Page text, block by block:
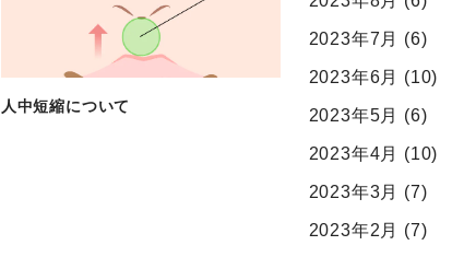
人中短縮について
2023年7月 (6)
2023年6月 (10)
2023年5月 (6)
2023年4月 (10)
2023年3月 (7)
2023年2月 (7)